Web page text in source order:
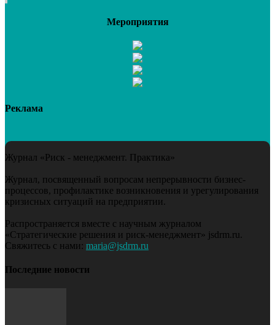
Мероприятия
Реклама
Журнал «Риск - менеджмент. Практика»
Журнал, посвященный вопросам непрерывности бизнес-
процессов, профилактике возникновения и урегулирования
кризисных ситуаций на предприятии.
Распространяется вместе с научным журналом
«Стратегические решения и риск-менеджмент» jsdrm.ru.
Свяжитесь с нами: maria@jsdrm.ru
Последние новости